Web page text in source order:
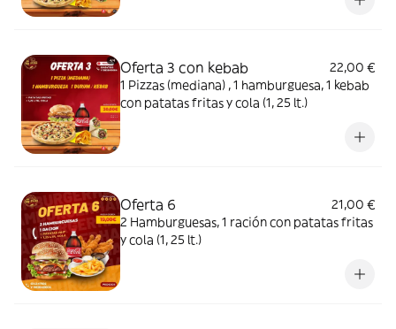
Oferta 3 con kebab
22,00 €
1 Pizzas (mediana) , 1 hamburguesa, 1 kebab
con patatas fritas y cola (1, 25 lt.)
Oferta 6
21,00 €
2 Hamburguesas, 1 ración con patatas fritas
y cola (1, 25 lt.)